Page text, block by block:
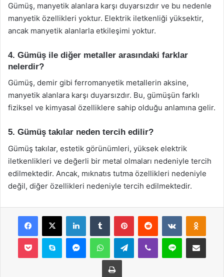
Gümüş, manyetik alanlara karşı duyarsızdır ve bu nedenle
manyetik özellikleri yoktur. Elektrik iletkenliği yüksektir,
ancak manyetik alanlarla etkileşimi yoktur.
4. Gümüş ile diğer metaller arasındaki farklar
nelerdir?
Gümüş, demir gibi ferromanyetik metallerin aksine,
manyetik alanlara karşı duyarsızdır. Bu, gümüşün farklı
fiziksel ve kimyasal özelliklere sahip olduğu anlamına gelir.
5. Gümüş takılar neden tercih edilir?
Gümüş takılar, estetik görünümleri, yüksek elektrik
iletkenlikleri ve değerli bir metal olmaları nedeniyle tercih
edilmektedir. Ancak, mıknatıs tutma özellikleri nedeniyle
değil, diğer özellikleri nedeniyle tercih edilmektedir.
Facebook
X LinkedInTumblr PinterestReddit VKontakte
Pocket Skype MessengerWhatsAppTelegramViber Line E-Posta ile
Yazdır